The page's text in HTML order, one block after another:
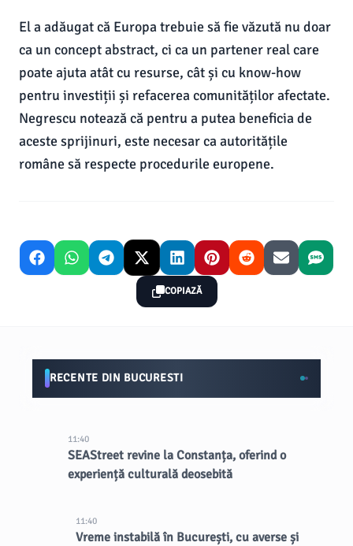
El a adăugat că Europa trebuie să fie văzută nu doar
ca un concept abstract, ci ca un partener real care
poate ajuta atât cu resurse, cât și cu know-how
pentru investiții și refacerea comunităților afectate.
Negrescu notează că pentru a putea beneficia de
aceste sprijinuri, este necesar ca autoritățile
române să respecte procedurile europene.
COPIAZĂ
RECENTE DIN BUCURESTI
11:40
SEAStreet revine la Constanța, oferind o
experiență culturală deosebită
11:40
Vreme instabilă în București, cu averse și